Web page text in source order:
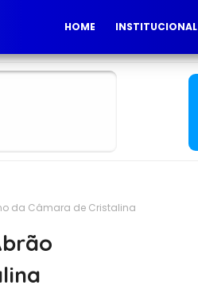
HOME INSTITUCIONAL
da Câmara de Cristalina